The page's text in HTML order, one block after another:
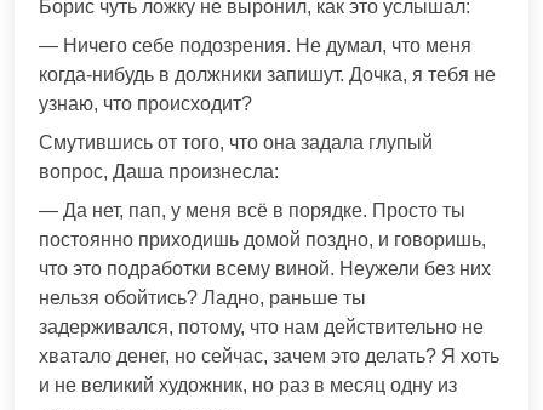
Борис чуть ложку не выронил, как это услышал:
— Ничего себе подозрения. Не думал, что меня
когда-нибудь в должники запишут. Дочка, я тебя не
узнаю, что происходит?
Смутившись от того, что она задала глупый
вопрос, Даша произнесла:
— Да нет, пап, у меня всё в порядке. Просто ты
постоянно приходишь домой поздно, и говоришь,
что это подработки всему виной. Неужели без них
нельзя обойтись? Ладно, раньше ты
задерживался, потому, что нам действительно не
хватало денег, но сейчас, зачем это делать? Я хоть
и не великий художник, но раз в месяц одну из